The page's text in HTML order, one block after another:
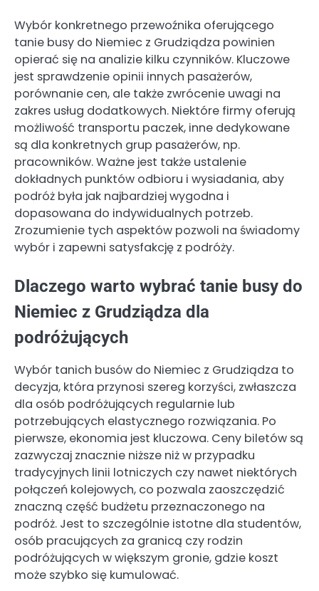
Wybór konkretnego przewoźnika oferującego
tanie busy do Niemiec z Grudziądza powinien
opierać się na analizie kilku czynników. Kluczowe
jest sprawdzenie opinii innych pasażerów,
porównanie cen, ale także zwrócenie uwagi na
zakres usług dodatkowych. Niektóre firmy oferują
możliwość transportu paczek, inne dedykowane
są dla konkretnych grup pasażerów, np.
pracowników. Ważne jest także ustalenie
dokładnych punktów odbioru i wysiadania, aby
podróż była jak najbardziej wygodna i
dopasowana do indywidualnych potrzeb.
Zrozumienie tych aspektów pozwoli na świadomy
wybór i zapewni satysfakcję z podróży.
Dlaczego warto wybrać tanie busy do
Niemiec z Grudziądza dla
podróżujących
Wybór tanich busów do Niemiec z Grudziądza to
decyzja, która przynosi szereg korzyści, zwłaszcza
dla osób podróżujących regularnie lub
potrzebujących elastycznego rozwiązania. Po
pierwsze, ekonomia jest kluczowa. Ceny biletów są
zazwyczaj znacznie niższe niż w przypadku
tradycyjnych linii lotniczych czy nawet niektórych
połączeń kolejowych, co pozwala zaoszczędzić
znaczną część budżetu przeznaczonego na
podróż. Jest to szczególnie istotne dla studentów,
osób pracujących za granicą czy rodzin
podróżujących w większym gronie, gdzie koszt
może szybko się kumulować.